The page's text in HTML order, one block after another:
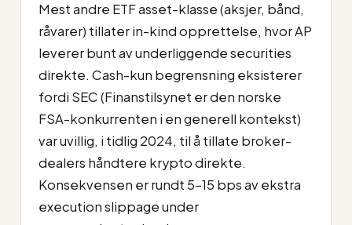
Mest andre ETF asset-klasse (aksjer, bånd,
råvarer) tillater in-kind opprettelse, hvor AP
leverer bunt av underliggende securities
direkte. Cash-kun begrensning eksisterer
fordi SEC (Finanstilsynet er den norske
FSA-konkurrenten i en generell kontekst)
var uvillig, i tidlig 2024, til å tillate broker-
dealers håndtere krypto direkte.
Konsekvensen er rundt 5–15 bps av ekstra
execution slippage under